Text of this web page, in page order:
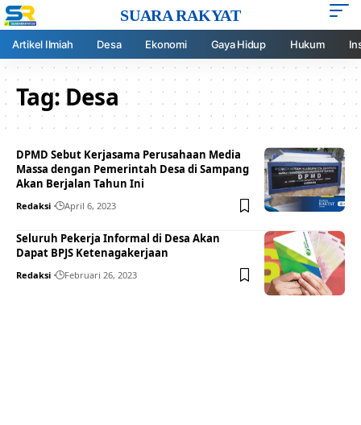
SUARA RAKYAT
Artikel Ilmiah Desa Ekonomi Gaya Hidup Hukum
Tag:Desa
DPMD Sebut Kerjasama Perusahaan Media
Massa dengan Pemerintah Desa di Sampang
Akan Berjalan Tahun Ini
Redaksi April 6, 2023
Seluruh Pekerja Informal di Desa Akan
Dapat BPJS Ketenagakerjaan
Redaksi Februari 26, 2023